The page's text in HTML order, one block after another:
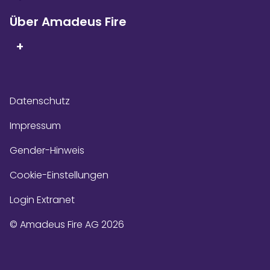
Über Amadeus Fire
+
© Amadeus Fire AG 2026
Datenschutz
Impressum
Gender-Hinweis
Cookie-Einstellungen
Login Extranet